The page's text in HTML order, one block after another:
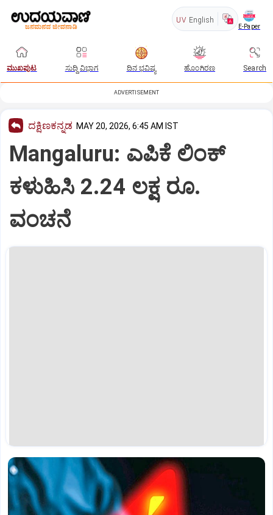
UV English
E-Paper
ಮುಖಪುಟ ಸುದ್ದಿ ವಿಭಾಗ ದಿನ ಭವಿಷ್ಯ ಹೊಂಗಿರಣ Search
ADVERTISEMENT
ದಕ್ಷಿಣಕನ್ನಡ MAY 20, 2026, 6:45 AM IST
Mangaluru: ಎಪಿಕೆ ಲಿಂಕ್
ಕಳುಹಿಸಿ 2.24 ಲಕ್ಷ ರೂ.
ವಂಚನೆ